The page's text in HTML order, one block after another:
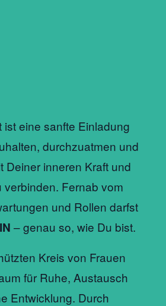
ist eine sanfte Einladung
durchzuatmen und
Deiner inneren Kraft und
verbinden. Fernab vom
und Rollen darfst
– genau so, wie Du bist.
Kreis von Frauen
für Ruhe, Austausch
Entwicklung. Durch